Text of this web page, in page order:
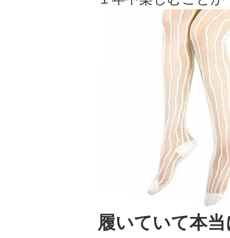
履いていて本